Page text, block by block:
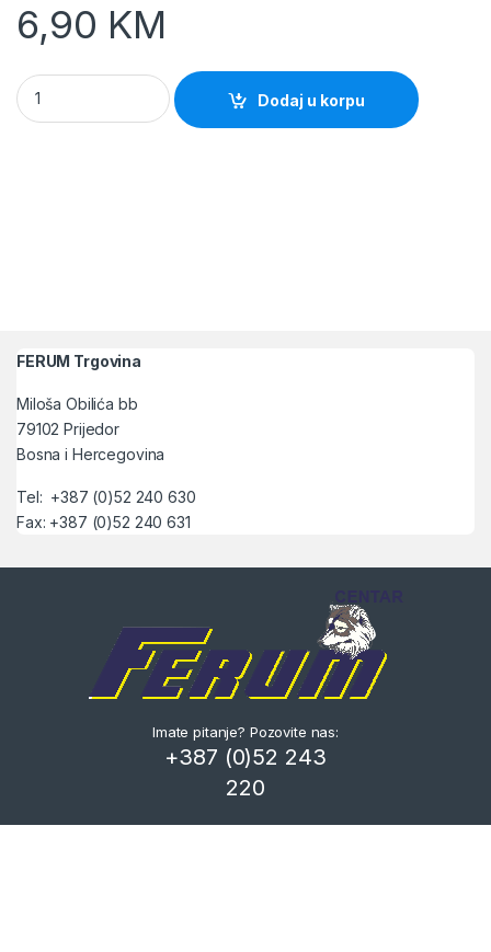
6,90 KM
Rukavica kozna HORA vel.10" Lacuna quantity
Dodaj u korpu
FERUM Trgovina
Miloša Obilića bb
79102 Prijedor
Bosna i Hercegovina
Tel: +387 (0)52 240 630
Fax: +387 (0)52 240 631
Imate pitanje? Pozovite nas:
+387 (0)52 243
220